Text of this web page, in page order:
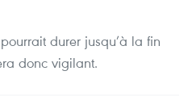
durer jusqu’à la fin
donc vigilant.